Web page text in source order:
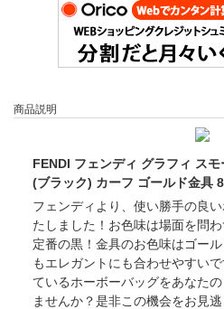
商品説明
FENDI フェンディ グラフィ ス
(ブラック) カーフ ゴールド金具
フェンディより、使い勝手の良
たしました！お色味は場面を問
定番の黒！金具のお色味はゴー
もエレガントにも合わせやすい
ているホーボーバッグをあなた
ませんか？是非この機会をお見